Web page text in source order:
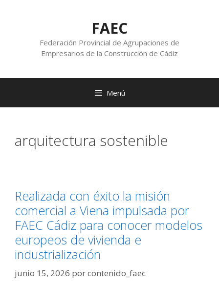
FAEC
Federación Provincial de Agrupaciones de
Empresarios de la Construcción de Cádiz
Menú
arquitectura sostenible
Realizada con éxito la misión
comercial a Viena impulsada por
FAEC Cádiz para conocer modelos
europeos de vivienda e
industrialización
junio 15, 2026 porcontenido_faec